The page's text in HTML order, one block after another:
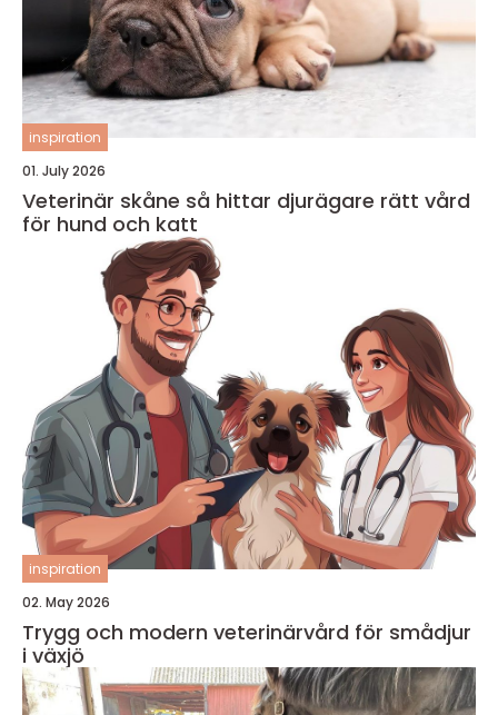
inspiration
01. July 2026
Veterinär skåne så hittar djurägare rätt vård
för hund och katt
inspiration
02. May 2026
Trygg och modern veterinärvård för smådjur
i växjö